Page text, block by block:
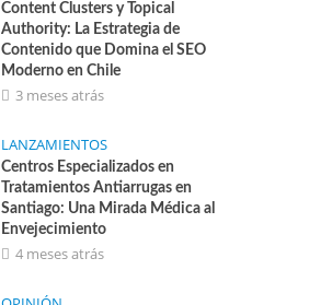
Content Clusters y Topical
Authority: La Estrategia de
Contenido que Domina el SEO
Moderno en Chile
3 meses atrás
LANZAMIENTOS
Centros Especializados en
Tratamientos Antiarrugas en
Santiago: Una Mirada Médica al
Envejecimiento
4 meses atrás